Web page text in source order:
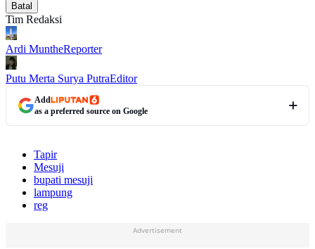
Batal
Tim Redaksi
Ardi MuntheReporter
Putu Merta Surya PutraEditor
Add
as a preferred source on Google
Tapir
Mesuji
bupati mesuji
lampung
reg
Advertisement